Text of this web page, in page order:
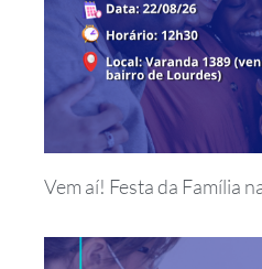
Vem aí! Festa da Família